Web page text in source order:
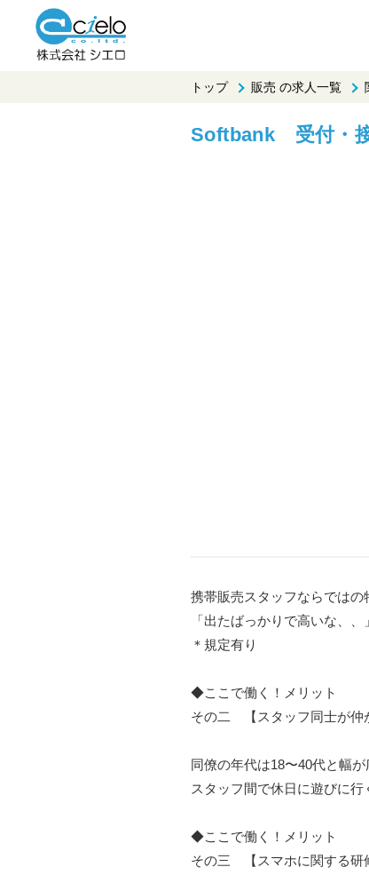
トップ 販売 の求人一覧
Softbank 受付・
携帯販売スタッフならではの
「出たばっかりで高いな、
＊規定有り
◆ここで働く！メリット
その二 【スタッフ同士が仲
同僚の年代は18〜40代と幅
スタッフ間で休日に遊びに行
◆ここで働く！メリット
その三 【スマホに関する研